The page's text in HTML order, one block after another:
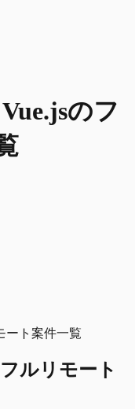
のフ
ート案件一覧
フルリモート